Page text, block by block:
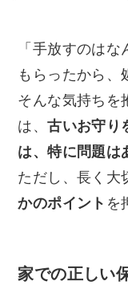
「手放すのは
もらったから、
そんな気持ちを
は、古いお守り
は、特に問題は
ただし、長く大
かのポイント を
家での正しい